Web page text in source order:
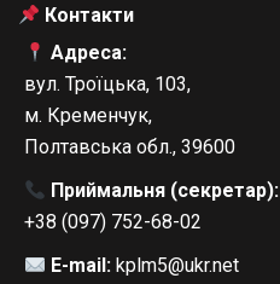
Контакти
Адреса:
вул. Троїцька, 103,
м. Кременчук,
Полтавська обл., 39600
Приймальня (секретар):
+38 (097) 752-68-02
E-mail: kplm5@ukr.net